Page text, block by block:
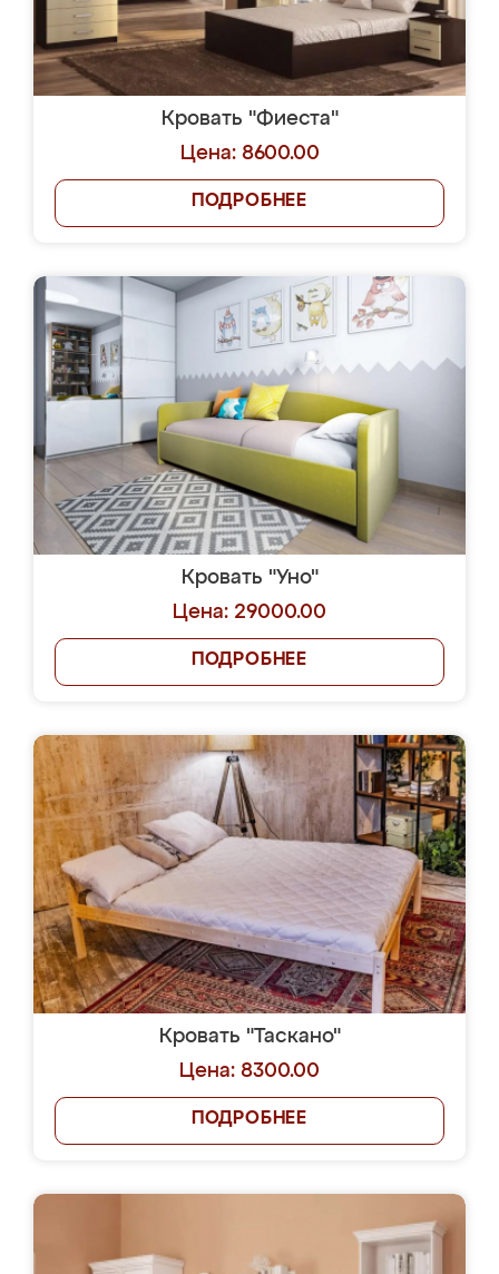
Кровать "Фиеста"
Цена: 8600.00
ПОДРОБНЕЕ
Кровать "Уно"
Цена: 29000.00
ПОДРОБНЕЕ
Кровать "Таскано"
Цена: 8300.00
ПОДРОБНЕЕ